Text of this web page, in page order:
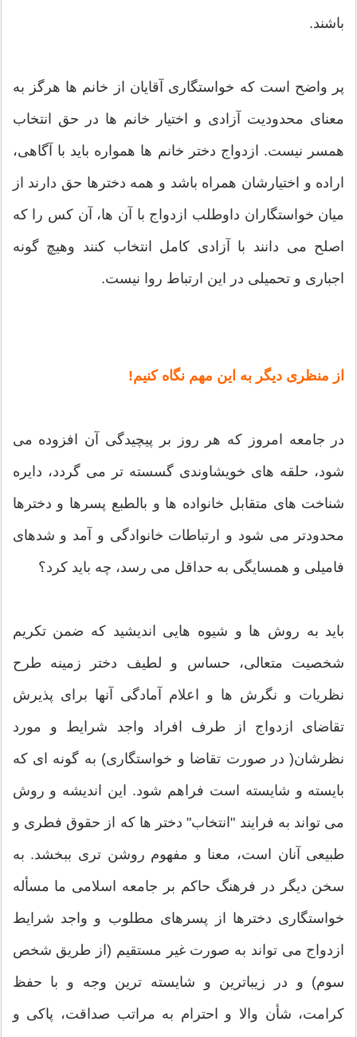
باشند.
پر واضح است که خواستگاری آقایان از خانم ها هرگز به
معنای محدودیت آزادی و اختیار خانم ها در حق انتخاب
همسر نیست. ازدواج دختر خانم ها همواره باید با آگاهی،
اراده و اختیارشان همراه باشد و همه دخترها حق دارند از
میان خواستگاران داوطلب ازدواج با آن ها، آن کس را که
اصلح می دانند با آزادی کامل انتخاب کنند وهیچ گونه
اجباری و تحمیلی در این ارتباط روا نیست.
از منظری دیگر به این مهم نگاه کنیم!
در جامعه امروز که هر روز بر پیچیدگی آن افزوده می
شود، حلقه های خویشاوندی گسسته تر می گردد، دایره
شناخت های متقابل خانواده ها و بالطبع پسرها و دخترها
محدودتر می شود و ارتباطات خانوادگی و آمد و شدهای
فامیلی و همسایگی به حداقل می رسد، چه باید کرد؟
باید به روش ها و شیوه هایی اندیشید که ضمن تکریم
شخصیت متعالی، حساس و لطیف دختر زمینه طرح
نظریات و نگرش ها و اعلام آمادگی آنها برای پذیرش
تقاضای ازدواج از طرف افراد واجد شرایط و مورد
نظرشان( در صورت تقاضا و خواستگاری) به گونه ای که
بایسته و شایسته است فراهم شود. این اندیشه و روش
می تواند به فرایند "انتخاب" دختر ها که از حقوق فطری و
طبیعی آنان است، معنا و مفهوم روشن تری ببخشد. به
سخن دیگر در فرهنگ حاکم بر جامعه اسلامی ما مسأله
خواستگاری دخترها از پسرهای مطلوب و واجد شرایط
ازدواج می تواند به صورت غیر مستقیم (از طریق شخص
سوم) و در زیباترین و شایسته ترین وجه و با حفظ
کرامت، شأن والا و احترام به مراتب صداقت، پاکی و